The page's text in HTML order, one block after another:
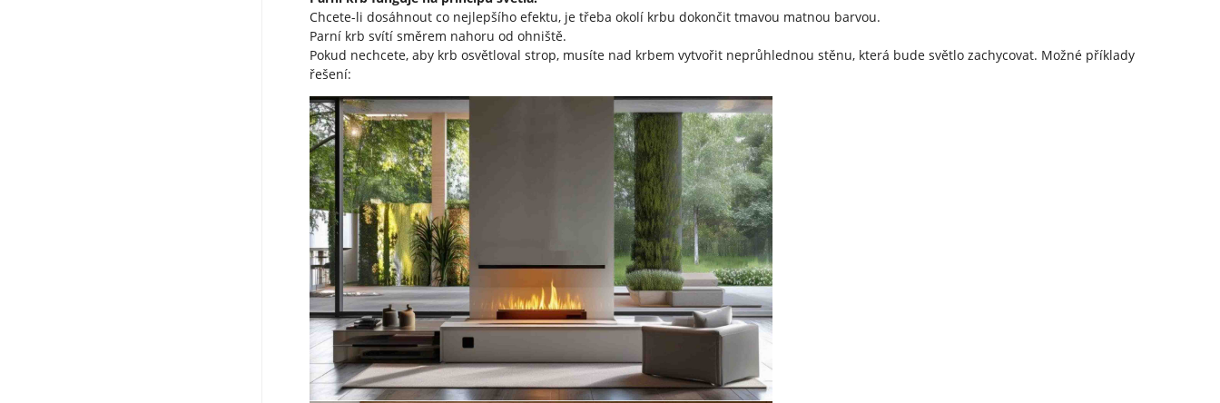
Chcete-li dosáhnout co nejlepšího efektu, je třeba okolí krbu dokončit tmavou matnou barvou.
Parní krb svítí směrem nahoru od ohniště.
Pokud nechcete, aby krb osvětloval strop, musíte nad krbem vytvořit neprůhlednou stěnu, která bude světlo zachycovat. Možné příklady
řešení: